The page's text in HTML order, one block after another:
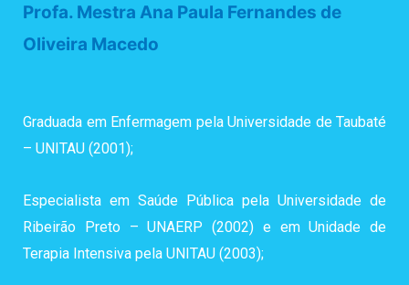
Profa. Mestra Ana Paula Fernandes de
Oliveira Macedo
Graduada em Enfermagem pela Universidade de Taubaté
– UNITAU (2001);
Especialista em Saúde Pública pela Universidade de
Ribeirão Preto – UNAERP (2002) e em Unidade de
Terapia Intensiva pela UNITAU (2003);